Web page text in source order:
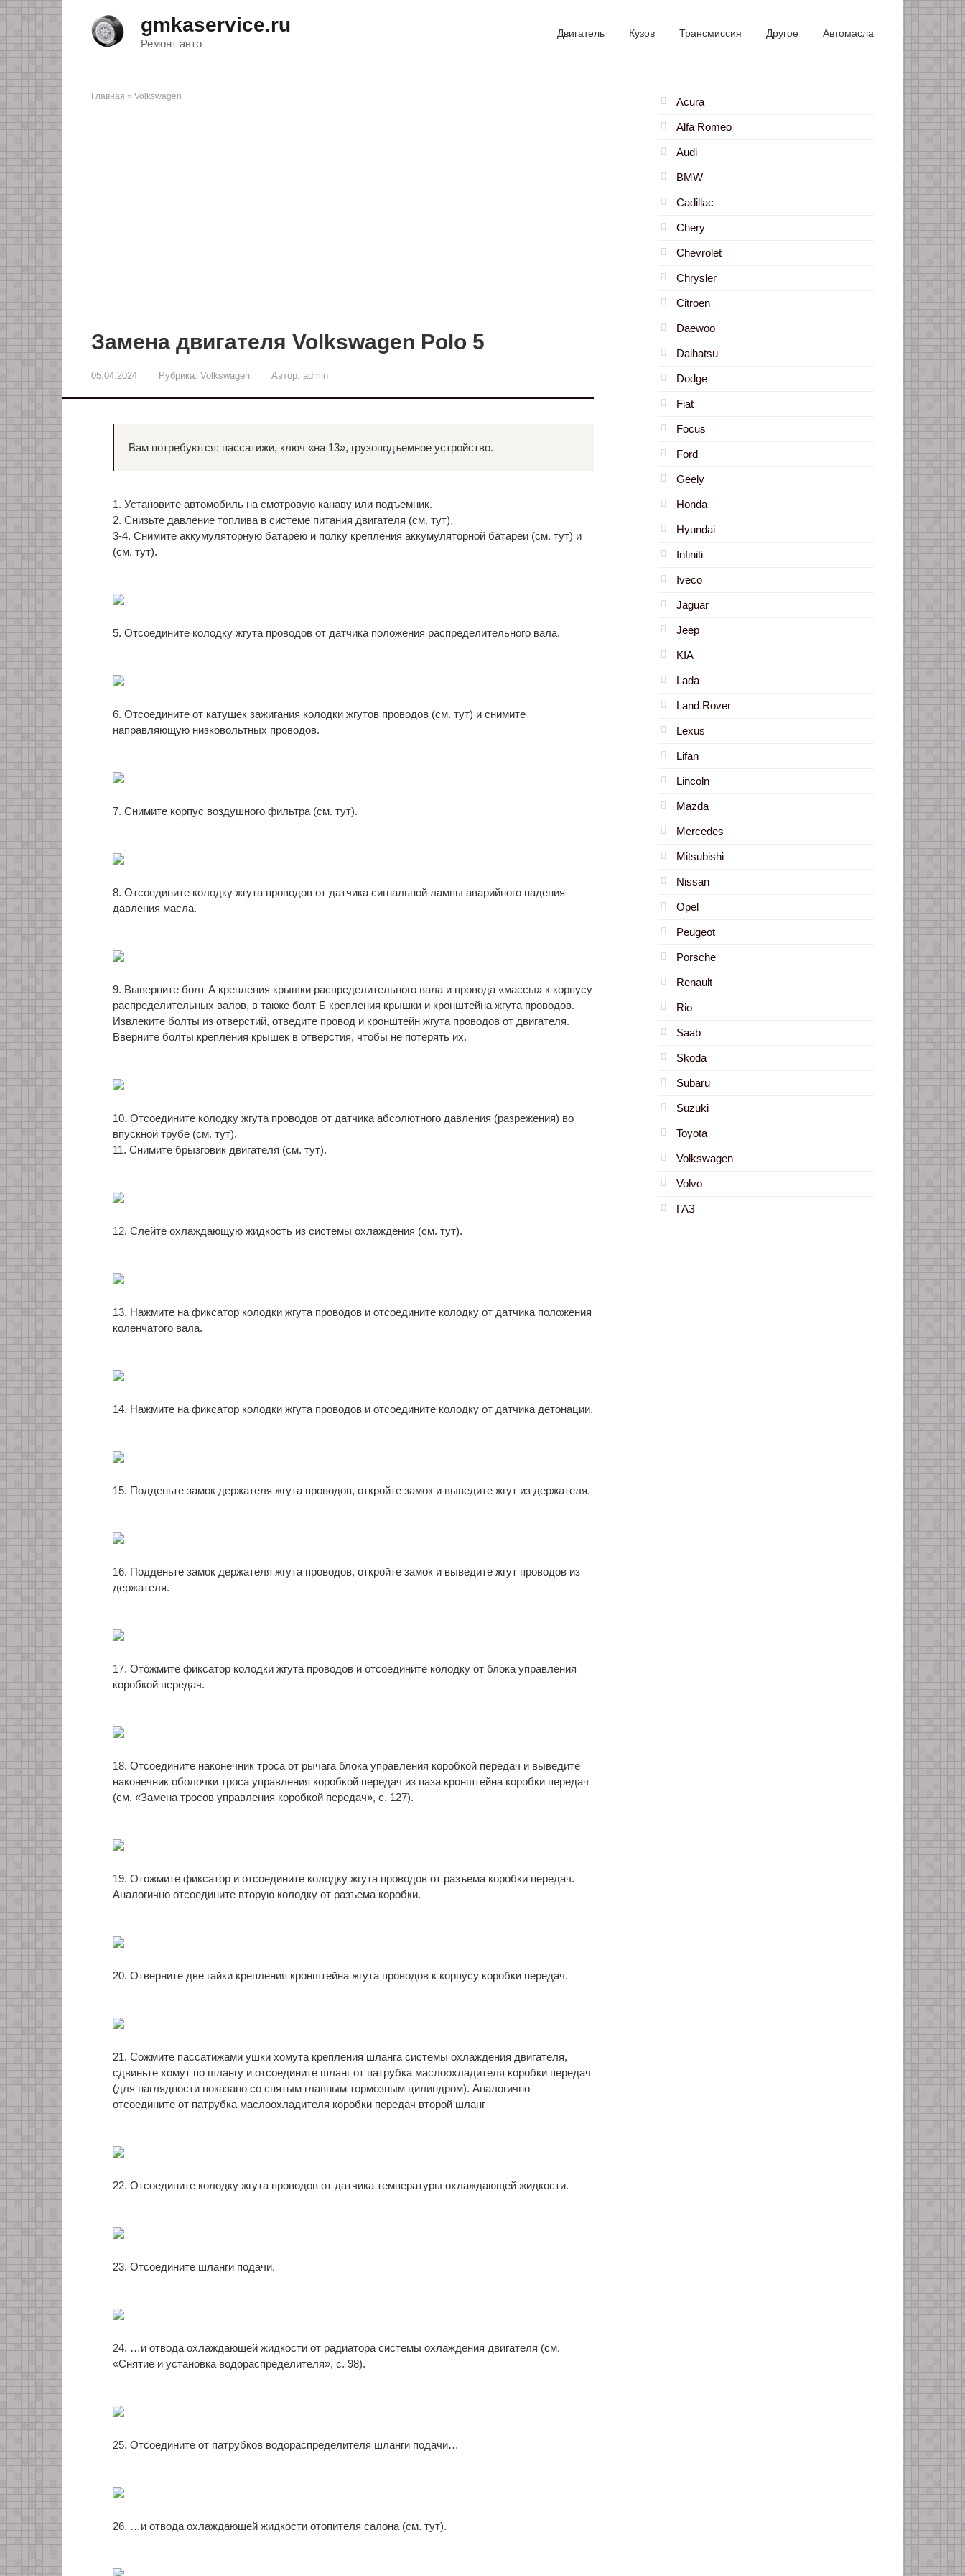
Перейти
к
контенту
gmkaservice.ru
Ремонт авто
Двигатель Кузов Трансмиссия Другое Автомасла
Главная » Volkswagen
Замена двигателя Volkswagen Polo 5
05.04.2024 Рубрика: Volkswagen Автор: admin
Вам потребуются: пассатижи, ключ «на 13», грузоподъемное устройство.
1. Установите автомобиль на смотровую канаву или подъемник.
2. Снизьте давление топлива в системе питания двигателя (см. тут).
3-4. Снимите аккумуляторную батарею и полку крепления аккумуляторной батареи (см. тут) и
(см. тут).
5. Отсоедините колодку жгута проводов от датчика положения распределительного вала.
6. Отсоедините от катушек зажигания колодки жгутов проводов (см. тут) и снимите
направляющую низковольтных проводов.
7. Снимите корпус воздушного фильтра (см. тут).
8. Отсоедините колодку жгута проводов от датчика сигнальной лампы аварийного падения
давления масла.
9. Выверните болт А крепления крышки распределительного вала и провода «массы» к корпусу
распределительных валов, в также болт Б крепления крышки и кронштейна жгута проводов.
Извлеките болты из отверстий, отведите провод и кронштейн жгута проводов от двигателя.
Вверните болты крепления крышек в отверстия, чтобы не потерять их.
10. Отсоедините колодку жгута проводов от датчика абсолютного давления (разрежения) во
впускной трубе (см. тут).
11. Снимите брызговик двигателя (см. тут).
12. Слейте охлаждающую жидкость из системы охлаждения (см. тут).
13. Нажмите на фиксатор колодки жгута проводов и отсоедините колодку от датчика положения
коленчатого вала.
14. Нажмите на фиксатор колодки жгута проводов и отсоедините колодку от датчика детонации.
15. Подденьте замок держателя жгута проводов, откройте замок и выведите жгут из держателя.
16. Подденьте замок держателя жгута проводов, откройте замок и выведите жгут проводов из
держателя.
17. Отожмите фиксатор колодки жгута проводов и отсоедините колодку от блока управления
коробкой передач.
18. Отсоедините наконечник троса от рычага блока управления коробкой передач и выведите
наконечник оболочки троса управления коробкой передач из паза кронштейна коробки передач
(см. «Замена тросов управления коробкой передач», с. 127).
19. Отожмите фиксатор и отсоедините колодку жгута проводов от разъема коробки передач.
Аналогично отсоедините вторую колодку от разъема коробки.
20. Отверните две гайки крепления кронштейна жгута проводов к корпусу коробки передач.
21. Сожмите пассатижами ушки хомута крепления шланга системы охлаждения двигателя,
сдвиньте хомут по шлангу и отсоедините шланг от патрубка маслоохладителя коробки передач
(для наглядности показано со снятым главным тормозным цилиндром). Аналогично
отсоедините от патрубка маслоохладителя коробки передач второй шланг
22. Отсоедините колодку жгута проводов от датчика температуры охлаждающей жидкости.
23. Отсоедините шланги подачи.
24. …и отвода охлаждающей жидкости от радиатора системы охлаждения двигателя (см.
«Снятие и установка водораспределителя», с. 98).
25. Отсоедините от патрубков водораспределителя шланги подачи…
26. …и отвода охлаждающей жидкости отопителя салона (см. тут).
Acura
Alfa Romeo
Audi
BMW
Cadillac
Chery
Chevrolet
Chrysler
Citroen
Daewoo
Daihatsu
Dodge
Fiat
Focus
Ford
Geely
Honda
Hyundai
Infiniti
Iveco
Jaguar
Jeep
KIA
Lada
Land Rover
Lexus
Lifan
Lincoln
Mazda
Mercedes
Mitsubishi
Nissan
Opel
Peugeot
Porsche
Renault
Rio
Saab
Skoda
Subaru
Suzuki
Toyota
Volkswagen
Volvo
ГАЗ